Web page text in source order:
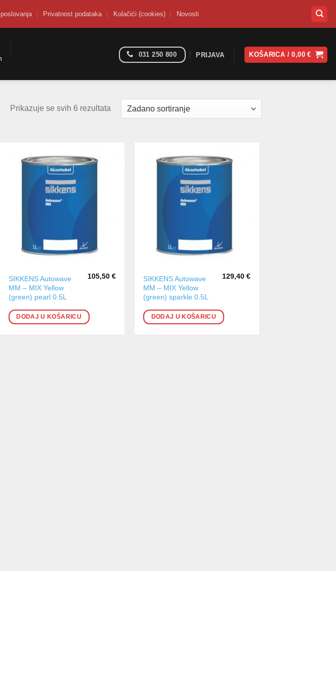
Privatnost podataka Kolačići (cookies) Novosti
031 250 800 PRIJAVA KOŠARICA /0,00€
Prikazuje se svih 6 rezultata
SIKKENS Autowave
MM – MIX Yellow
(green) pearl 0.5L
105,50 €
DODAJ U KOŠARICU
SIKKENS Autowave
MM – MIX Yellow
(green) sparkle 0.5L
129,40 €
DODAJ U KOŠARICU